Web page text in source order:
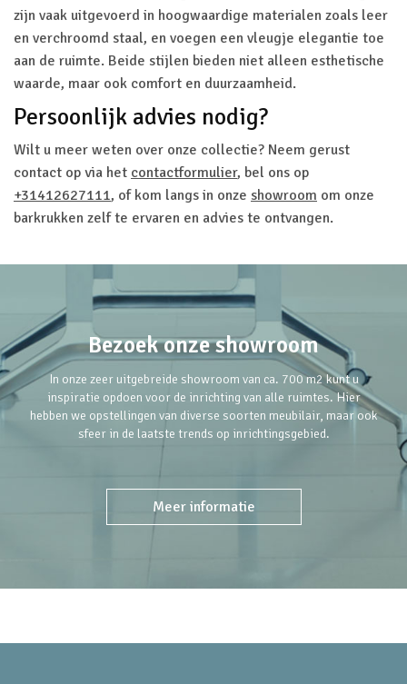
zijn vaak uitgevoerd in hoogwaardige materialen zoals leer
en verchroomd staal, en voegen een vleugje elegantie toe
aan de ruimte. Beide stijlen bieden niet alleen esthetische
waarde, maar ook comfort en duurzaamheid.
Persoonlijk advies nodig?
Wilt u meer weten over onze collectie? Neem gerust
contact op via het contactformulier, bel ons op
+31412627111, of kom langs in onze showroom om onze
barkrukken zelf te ervaren en advies te ontvangen.
Bezoek onze showroom
In onze zeer uitgebreide showroom van ca. 700 m2 kunt u
inspiratie opdoen voor de inrichting van alle ruimtes. Hier
hebben we opstellingen van diverse soorten meubilair, maar ook
sfeer in de laatste trends op inrichtingsgebied.
Meer informatie